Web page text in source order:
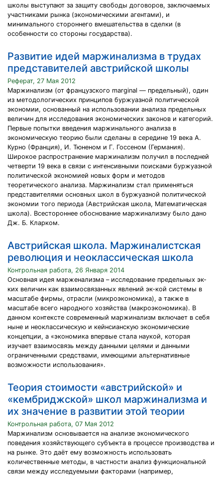
школы выступают за защиту свободы договоров, заключаемых
участниками рынка (экономическими агентами), и
минимального стороннего вмешательства в сделки (в
особенности со стороны государства).
Развитие идей маржинализма в трудах
представителей австрийской школы
Реферат, 27 Мая 2012
Маржинализм (от французского marginal — предельный), один
из методологических принципов буржуазной политической
экономии, основанный на использовании анализа предельных
величин для исследования экономических законов и категорий.
Первые попытки введения маржинального анализа в
экономическую теорию были сделаны в середине 19 века А.
Курно (Франция), И. Тюненом и Г. Госсеном (Германия).
Широкое распространение маржинализм получил в последней
четверти 19 века в связи с интенсивными поисками буржуазной
политической экономией новых форм и методов
теоретического анализа. Маржинализм стал применяться
представителями основных школ в буржуазной политической
экономии того периода (Австрийская школа, Математическая
школа). Всестороннее обоснование маржинализму было дано
Дж. Б. Кларком.
Австрийская школа. Маржиналистская
революция и неоклассическая школа
Контрольная работа, 26 Января 2014
Основная идея марженализма – исследование предельных эк-
ких величин как взаимосвязанных явлений эк-кой системы в
масштабе фирмы, отрасли (микроэкономика), а также в
масштабе всего народного хозяйства (макроэкономика). В
данном контексте современный маржинализм включает в себя
ныне и неоклассическую и кейнсианскую экономические
концепции, а «экономика впервые стала наукой, которая
изучает взаимосвязь между данными целями и данными
ограниченными средствами, имеющими альтернативные
возможности использования».
Теория стоимости «австрийской» и
«кембриджской» школ маржинализма и
их значение в развитии этой теории
Контрольная работа, 07 Мая 2012
Маржинализм основывается на анализе экономического
поведения хозяйствующего субъекта в процессе производства и
на рынке. Это даёт ему возможность использовать
количественные методы, в частности анализ функциональной
связи между исследуемыми факторами (например,